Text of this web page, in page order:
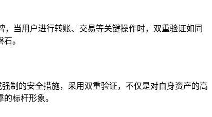
当用户进行转账、交易等关键操作时，双重验证如同
。
制的安全措施，采用双重验证，不仅是对自身资产的高
标杆形象。